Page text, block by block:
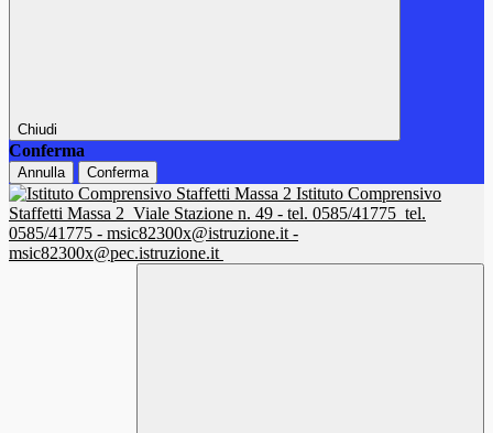
Chiudi
Conferma
Annulla Conferma
Istituto Comprensivo
Staffetti Massa 2 Viale Stazione n. 49 - tel. 0585/41775 tel.
0585/41775 - msic82300x@istruzione.it -
msic82300x@pec.istruzione.it